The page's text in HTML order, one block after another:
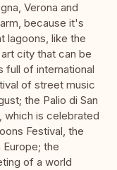
Verona and
because it's
lagoons, like the
city that can be
full of international
of street music
the Palio di San
which is celebrated
Festival, the
the
of a world